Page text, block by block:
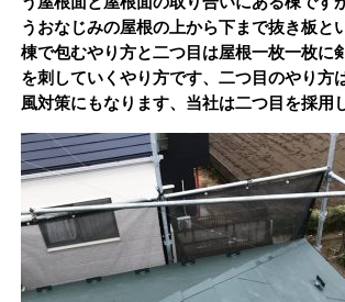
うおなじみの屋根の上から下まで抜き板と
棟で包むやり方と二つ目は屋根一枚一枚に
を刺していくやり方です、二つ目のやり方
風対策にもなります、当社は二つ目を採用